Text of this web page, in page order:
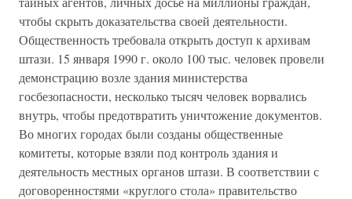
чтобы скрыть доказательства своей деятельности.
Общественность требовала открыть доступ к архивам
штази. 15 января 1990 г. около 100 тыс. человек провели
демонстрацию возле здания министерства
госбезопасности, несколько тысяч человек ворвались
внутрь, чтобы предотвратить уничтожение документов.
Во многих городах были созданы общественные
комитеты, которые взяли под контроль здания и
деятельность местных органов штази. В соответствии с
договоренностями «круглого стола» правительство